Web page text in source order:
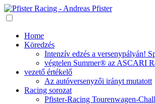
Home
Köredzés
Intenzív edzés a versenypályán!
végtelen Summer® az ASCARI
vezető értékelő
Az autóversenyzői irányt mutatott
Racing sorozat
Pfister-Racing Tourenwagen-